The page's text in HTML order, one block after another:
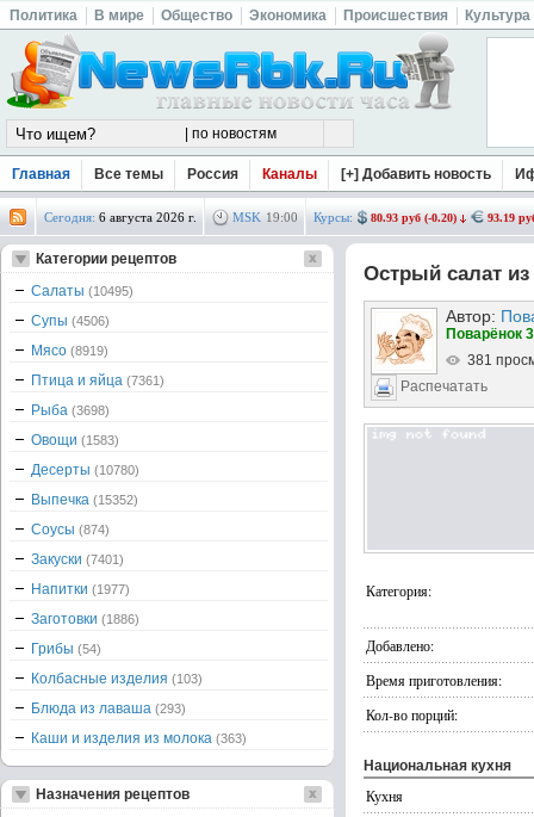
Политика В мире Общество Экономика Происшествия Культура
Главная Все темы Россия Каналы [+] Добавить новость
Сегодня: 6 августа 2026 г. MSK 19:00 Курсы: 80.93 руб (-0.20) 93.19
Острый салат
Автор:
Поварёнок
381
Распечатать
Категория:
Добавлено:
Время приготовления:
Кол-во порций:
Национальная кухня
Кухня
Категории рецептов
Салаты (10495)
Супы (4506)
Мясо (8919)
Птица и яйца (7361)
Рыба (3698)
Овощи (1583)
Десерты (10780)
Выпечка (15352)
Соусы (874)
Закуски (7401)
Напитки (1977)
Заготовки (1886)
Грибы (54)
Колбасные изделия (103)
Блюда из лаваша (293)
Каши и изделия из молока (363)
Назначения рецептов